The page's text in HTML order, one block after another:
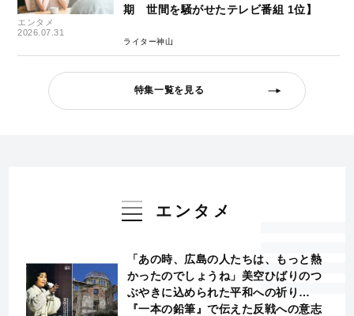
エンタメ
2026.07.31
期 世間を騒がせたテレビ番組 1位】
ライター神山
特集一覧を見る
エンタメ
「あの時、広島の人たちは、もっと熱
かったのでしょうね」美空ひばりのつ
ぶやきに込められた平和への祈り…
『一本の鉛筆』で伝えた反戦への意志